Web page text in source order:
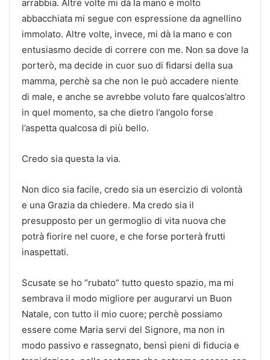
arrabbia. Altre volte mi dà la mano e molto
abbacchiata mi segue con espressione da agnellino
immolato. Altre volte, invece, mi dà la mano e con
entusiasmo decide di correre con me. Non sa dove la
porterò, ma decide in cuor suo di fidarsi della sua
mamma, perchè sa che non le può accadere niente
di male, e anche se avrebbe voluto fare qualcos’altro
in quel momento, sa che dietro l’angolo forse
l’aspetta qualcosa di più bello.
Credo sia questa la via.
Non dico sia facile, credo sia un esercizio di volontà
e una Grazia da chiedere. Ma credo sia il
presupposto per un germoglio di vita nuova che
potrà fiorire nel cuore, e che forse porterà frutti
inaspettati.
Scusate se ho “rubato” tutto questo spazio, ma mi
sembrava il modo migliore per augurarvi un Buon
Natale, con tutto il mio cuore; perchè possiamo
essere come Maria servi del Signore, ma non in
modo passivo e rassegnato, bensì pieni di fiducia e